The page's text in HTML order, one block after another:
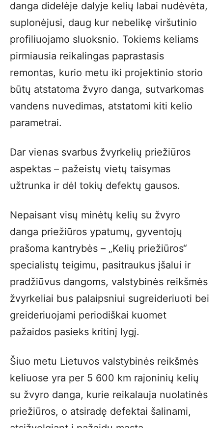
danga didelėje dalyje kelių labai nudėvėta,
suplonėjusi, daug kur nebelikę viršutinio
profiliuojamo sluoksnio. Tokiems keliams
pirmiausia reikalingas paprastasis
remontas, kurio metu iki projektinio storio
būtų atstatoma žvyro danga, sutvarkomas
vandens nuvedimas, atstatomi kiti kelio
parametrai.
Dar vienas svarbus žvyrkelių priežiūros
aspektas – pažeistų vietų taisymas
užtrunka ir dėl tokių defektų gausos.
Nepaisant visų minėtų kelių su žvyro
danga priežiūros ypatumų, gyventojų
prašoma kantrybės – „Kelių priežiūros“
specialistų teigimu, pasitraukus įšalui ir
pradžiūvus dangoms, valstybinės reikšmės
žvyrkeliai bus palaipsniui sugreideriuoti bei
greideriuojami periodiškai kuomet
pažaidos pasieks kritinį lygį.
Šiuo metu Lietuvos valstybinės reikšmės
keliuose yra per 5 600 km rajoninių kelių
su žvyro danga, kurie reikalauja nuolatinės
priežiūros, o atsiradę defektai šalinami,